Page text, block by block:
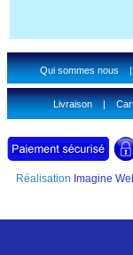
Qui sommes nous
Livraison|
Réalisation Imagine